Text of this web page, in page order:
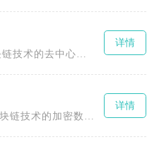
详情
BMND币是一种基于区块链技术的加密数字货币，通过创新的代币经济模型和社区激励机制推动心理
详情